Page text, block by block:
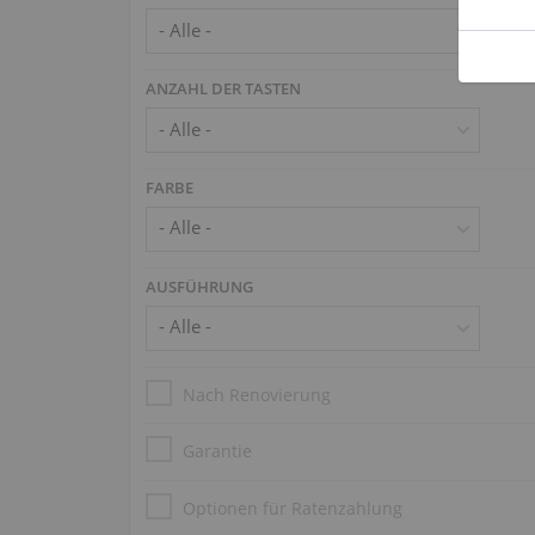
ANZAHL DER TASTEN
FARBE
AUSFÜHRUNG
Nach Renovierung
Garantie
Optionen für Ratenzahlung